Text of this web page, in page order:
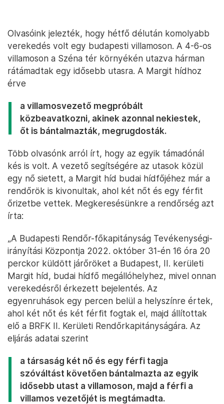
Olvasóink jelezték, hogy hétfő délután komolyabb
verekedés volt egy budapesti villamoson. A 4-6-os
villamoson a Széna tér környékén utazva hárman
rátámadtak egy idősebb utasra. A Margit hídhoz
érve
a villamosvezető megpróbált
közbeavatkozni, akinek azonnal nekiestek,
őt is bántalmazták, megrugdosták.
Több olvasónk arról írt, hogy az egyik támadónál
kés is volt. A vezető segítségére az utasok közül
egy nő sietett, a Margit híd budai hídfőjéhez már a
rendőrök is kivonultak, ahol két nőt és egy férfit
őrizetbe vettek. Megkeresésünkre a rendőrség azt
írta:
„A Budapesti Rendőr-főkapitányság Tevékenységi-
irányítási Központja 2022. október 31-én 16 óra 20
perckor küldött járőröket a Budapest, II. kerületi
Margit híd, budai hídfő megállóhelyhez, mivel onnan
verekedésről érkezett bejelentés. Az
egyenruhások egy percen belül a helyszínre értek,
ahol két nőt és két férfit fogtak el, majd állítottak
elő a BRFK II. Kerületi Rendőrkapitányságára. Az
eljárás adatai szerint
a társaság két nő és egy férfi tagja
szóváltást követően bántalmazta az egyik
idősebb utast a villamoson, majd a férfi a
villamos vezetőjét is megtámadta.